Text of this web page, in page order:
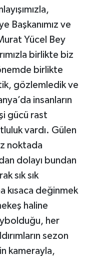
Başkanımız ve
Yücel Bey
birlikte biz
birlikte
gözlemledik ve
insanların
gücü rast
vardı. Gülen
noktada
dolayı bundan
sık sık
kısaca değinmek
haline
her
sezon
kamerayla,